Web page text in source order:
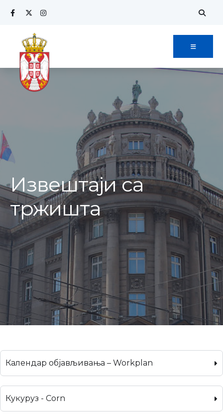
Извештаји са
тржишта
Календар објављивања – Workplan
Кукуруз - Corn